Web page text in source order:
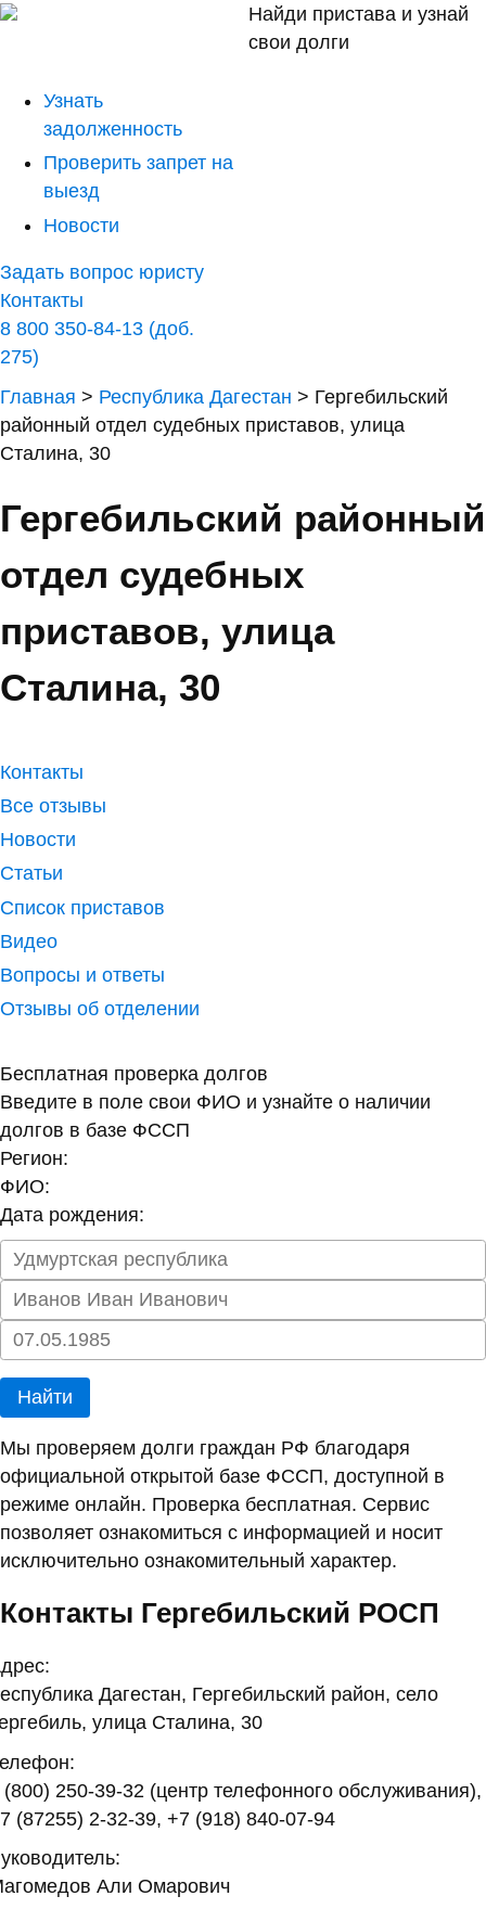
Найди пристава и узнай
свои долги
Узнать
задолженность
Проверить запрет на
выезд
Новости
Задать вопрос юристу
Контакты
8 800 350-84-13 (доб.
275)
Главная > Республика Дагестан > Гергебильский
районный отдел судебных приставов, улица
Сталина, 30
Гергебильский районный
отдел судебных
приставов, улица
Сталина, 30
Контакты
Все отзывы
Новости
Статьи
Список приставов
Видео
Вопросы и ответы
Отзывы об отделении
Бесплатная проверка долгов
Введите в поле свои ФИО и узнайте о наличии
долгов в базе ФССП
Регион:
ФИО:
Дата рождения:
Найти
Мы проверяем долги граждан РФ благодаря
официальной открытой базе ФССП, доступной в
режиме онлайн. Проверка бесплатная. Сервис
позволяет ознакомиться с информацией и носит
исключительно ознакомительный характер.
Контакты Гергебильский РОСП
Дагестан, Гергебильский район, село
улица Сталина, 30
(800) 250-39-32 (центр телефонного обслуживания),
(87255) 2-32-39, +7 (918) 840-07-94
Али Омарович